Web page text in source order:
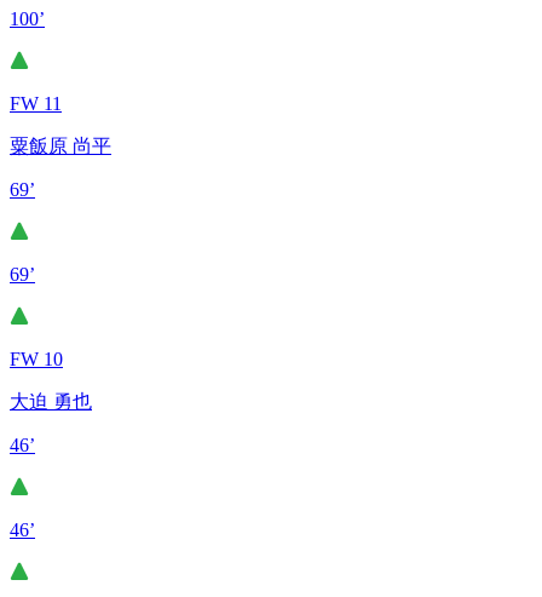
100’
FW 11
粟飯原 尚平
69’
69’
FW 10
大迫 勇也
46’
46’